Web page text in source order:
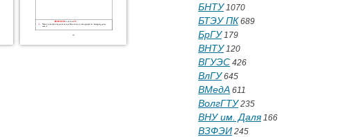
БНТУ1070
БТЭУ ПК 689
БрГУ179
ВНТУ120
ВГУЭС 426
ВлГУ645
ВМедА 611
ВолгГТУ235
ВНУ им. Даля166
ВЗФЭИ 245